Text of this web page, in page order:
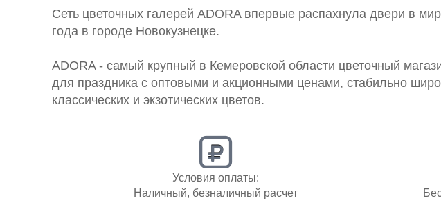
Сеть цветочных галерей ADORA впервые распахнула двери в
года в городе Новокузнецке.
ADORA - самый крупный в Кемеровской области цветочный
для праздника с оптовыми и акционными ценами, стабильно
классических и экзотических цветов.
Условия оплаты:
Наличный, безналичный расчет